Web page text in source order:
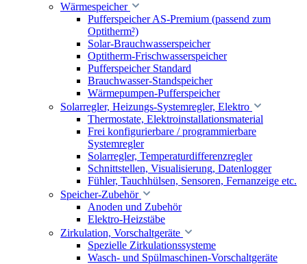
Wärmespeicher
Pufferspeicher AS-Premium (passend zum
Optitherm²)
Solar-Brauchwasserspeicher
Optitherm-Frischwasserspeicher
Pufferspeicher Standard
Brauchwasser-Standspeicher
Wärmepumpen-Pufferspeicher
Solarregler, Heizungs-Systemregler, Elektro
Thermostate, Elektroinstallationsmaterial
Frei konfigurierbare / programmierbare
Systemregler
Solarregler, Temperaturdifferenzregler
Schnittstellen, Visualisierung, Datenlogger
Fühler, Tauchhülsen, Sensoren, Fernanzeige etc.
Speicher-Zubehör
Anoden und Zubehör
Elektro-Heizstäbe
Zirkulation, Vorschaltgeräte
Spezielle Zirkulationssysteme
Wasch- und Spülmaschinen-Vorschaltgeräte